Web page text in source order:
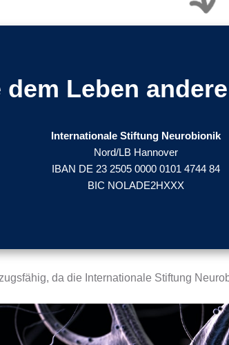
dem Leben
Internationale Stiftung Neurobionik
Nord/LB Hannover
IBAN DE 23 2505 0000 0101 4744 84
BIC NOLADE2HXXX
da die Internationale Stiftung